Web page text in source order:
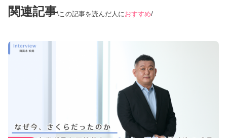
関連記事 この記事を読んだ人に おすすめ